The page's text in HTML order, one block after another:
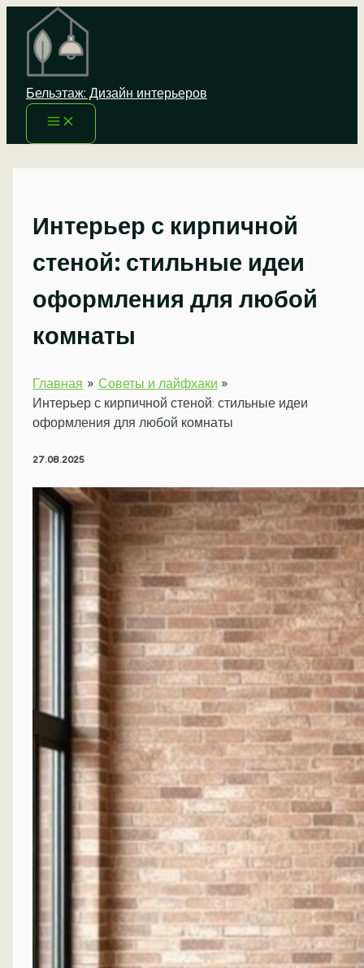
Перейти
содержимому
Бельэтаж: Дизайн интерьеров
Интерьер с кирпичной
стеной: стильные идеи
оформления для любой
комнаты
Главная
Советы и лайфхаки
Интерьер с кирпичной стеной: стильные идеи
оформления для любой комнаты
27.08.2025